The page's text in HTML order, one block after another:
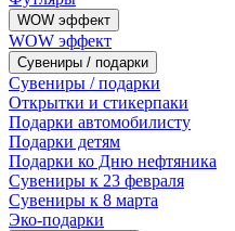
WOW эффект
WOW эффект
Сувениры / подарки
Сувениры / подарки
Открытки и стикерпаки
Подарки автомобилисту
Подарки детям
Подарки ко Дню нефтяника
Сувениры к 23 февраля
Сувениры к 8 марта
Эко-подарки